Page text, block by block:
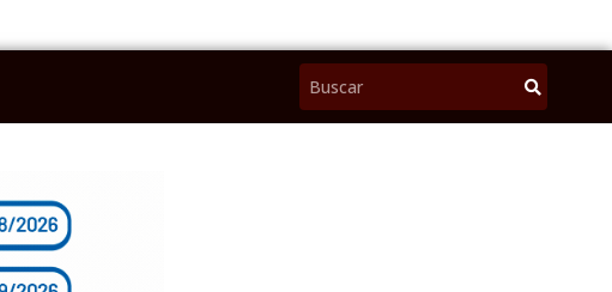
Pesquisar